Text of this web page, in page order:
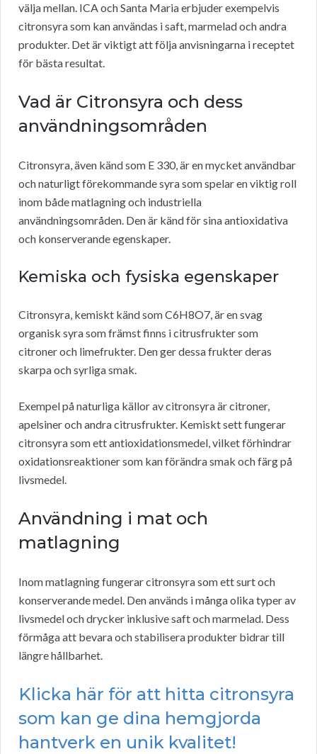
välja mellan. ICA och Santa Maria erbjuder exempelvis
citronsyra som kan användas i saft, marmelad och andra
produkter. Det är viktigt att följa anvisningarna i receptet
för bästa resultat.
Vad är Citronsyra och dess
användningsområden
Citronsyra, även känd som E 330, är en mycket användbar
och naturligt förekommande syra som spelar en viktig roll
inom både matlagning och industriella
användningsområden. Den är känd för sina antioxidativa
och konserverande egenskaper.
Kemiska och fysiska egenskaper
Citronsyra, kemiskt känd som C6H8O7, är en svag
organisk syra som främst finns i citrusfrukter som
citroner och limefrukter. Den ger dessa frukter deras
skarpa och syrliga smak.
Exempel på naturliga källor av citronsyra är citroner,
apelsiner och andra citrusfrukter. Kemiskt sett fungerar
citronsyra som ett antioxidationsmedel, vilket förhindrar
oxidationsreaktioner som kan förändra smak och färg på
livsmedel.
Användning i mat och
matlagning
Inom matlagning fungerar citronsyra som ett surt och
konserverande medel. Den används i många olika typer av
livsmedel och drycker inklusive saft och marmelad. Dess
förmåga att bevara och stabilisera produkter bidrar till
längre hållbarhet.
Klicka här för att hitta citronsyra
som kan ge dina hemgjorda
hantverk en unik kvalitet!